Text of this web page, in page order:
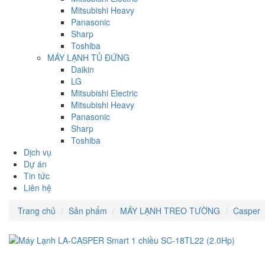
Mitsubishi Heavy
Panasonic
Sharp
Toshiba
MÁY LẠNH TỦ ĐỨNG
Daikin
LG
Mitsubishi Electric
Mitsubishi Heavy
Panasonic
Sharp
Toshiba
Dịch vụ
Dự án
Tin tức
Liên hệ
Trang chủ
Sản phẩm MÁY LẠNH TREO TƯỜNG Casper